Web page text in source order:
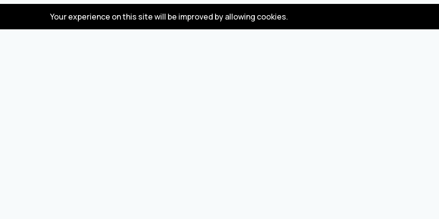
Your experience on this site will be improved by allowing cookies.